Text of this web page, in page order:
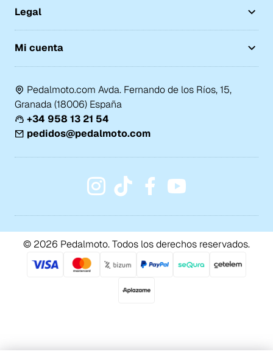
Legal
Mi cuenta
Pedalmoto.com Avda. Fernando de los Ríos, 15,
Granada (18006) España
+34 958 13 21 54
pedidos@pedalmoto.com
© 2026 Pedalmoto. Todos los derechos reservados.